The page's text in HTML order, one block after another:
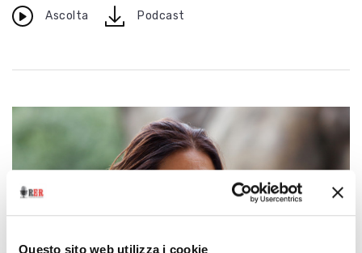
Questo sito web utilizza i cookie
Ascolta downloadPodcast